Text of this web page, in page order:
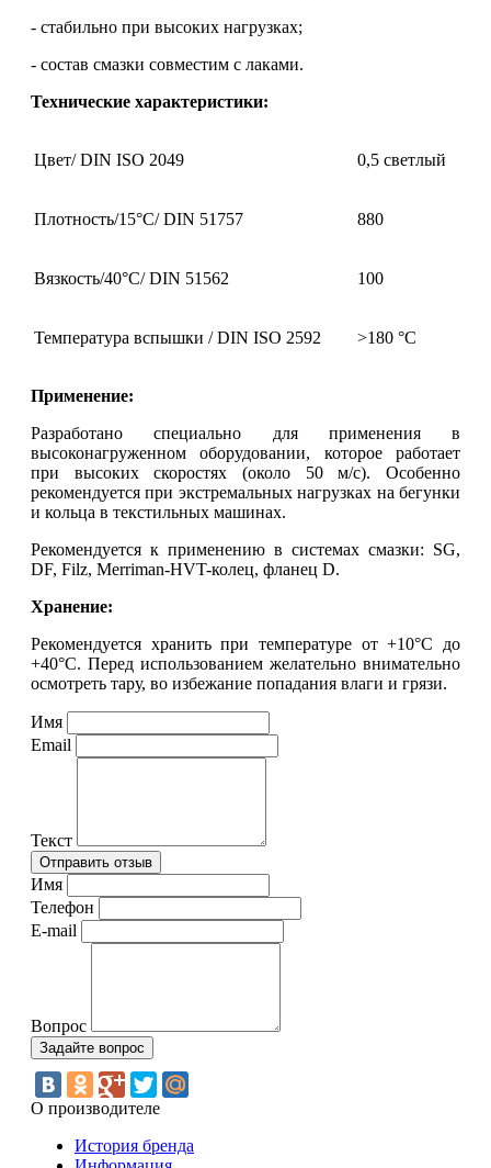
- стабильно при высоких нагрузках;
- состав смазки совместим с лаками.
Технические характеристики:
Цвет/ DIN ISO 2049 0,5 светлый
Плотность/15°С/ DIN 51757 880
Вязкость/40°С/ DIN 51562 100
Температура вспышки / DIN ISO 2592 >180 °С
Применение:
Разработано специально для применения в
высоконагруженном оборудовании, которое работает
при высоких скоростях (около 50 м/с). Особенно
рекомендуется при экстремальных нагрузках на бегунки
и кольца в текстильных машинах.
Рекомендуется к применению в системах смазки: SG,
DF, Filz, Merriman-HVT-колец, фланец D.
Хранение:
Рекомендуется хранить при температуре от +10°С до
+40°С. Перед использованием желательно внимательно
осмотреть тару, во избежание попадания влаги и грязи.
Имя
Email
Текст
Имя
Телефон
E-mail
Вопрос
О производителе
История бренда